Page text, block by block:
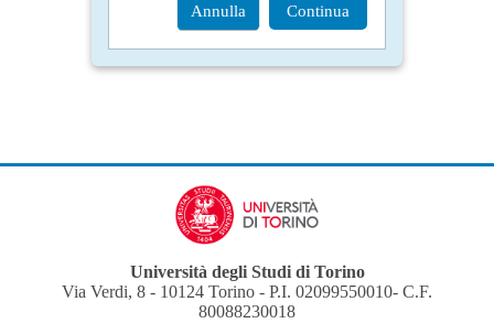
Annulla Continua
Università degli Studi di Torino
Via Verdi, 8 - 10124 Torino - P.I. 02099550010- C.F.
80088230018